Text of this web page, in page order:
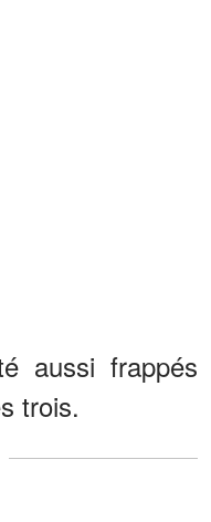
aussi frappés
trois.